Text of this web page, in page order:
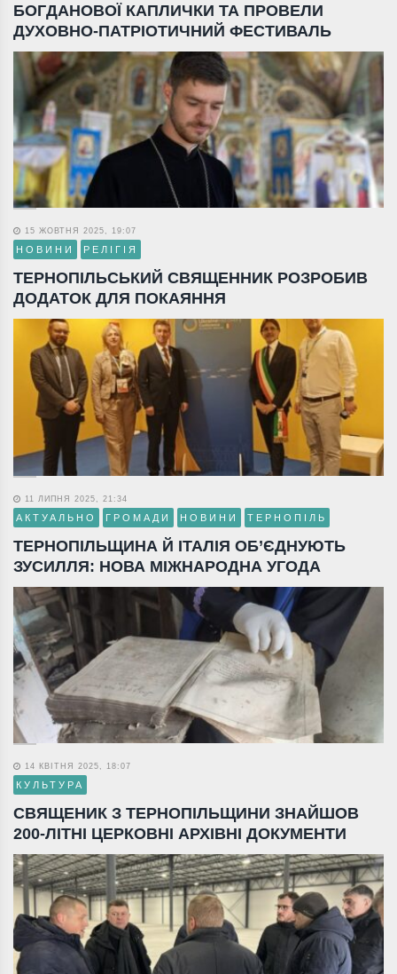
БОГДАНОВОЇ КАПЛИЧКИ ТА ПРОВЕЛИ
ДУХОВНО-ПАТРІОТИЧНИЙ ФЕСТИВАЛЬ
15 ЖОВТНЯ 2025, 19:07
НОВИНИ РЕЛІГІЯ
ТЕРНОПІЛЬСЬКИЙ СВЯЩЕННИК РОЗРОБИВ
ДОДАТОК ДЛЯ ПОКАЯННЯ
11 ЛИПНЯ 2025, 21:34
АКТУАЛЬНО ГРОМАДИ НОВИНИ ТЕРНОПІЛЬ
ТЕРНОПІЛЬЩИНА Й ІТАЛІЯ ОБ’ЄДНУЮТЬ
ЗУСИЛЛЯ: НОВА МІЖНАРОДНА УГОДА
14 КВІТНЯ 2025, 18:07
КУЛЬТУРА
СВЯЩЕНИК З ТЕРНОПІЛЬЩИНИ ЗНАЙШОВ
200-ЛІТНІ ЦЕРКОВНІ АРХІВНІ ДОКУМЕНТИ